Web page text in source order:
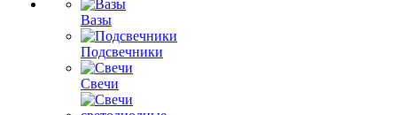
Вазы
Подсвечники
Свечи